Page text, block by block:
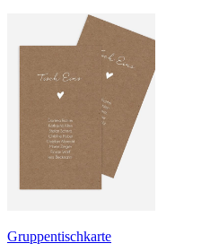
Gruppentischkarte